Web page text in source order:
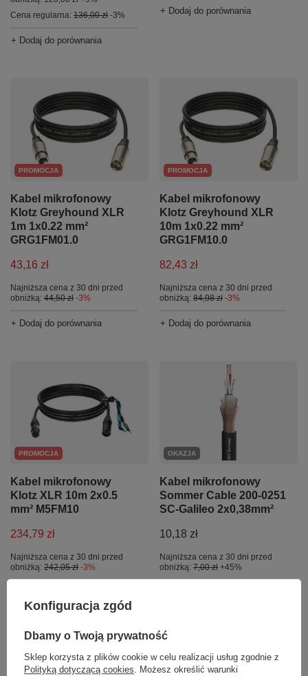
Cena regularna: 136,00 zł -3%
+ Dodaj do porównania
+ Dodaj do porównania
PROMOCJA
Kabel mikrofonowy
Klotz Greyhound XLR
1m 1x0.22 mm²
GRG1FM01.0
43,16 zł
Najniższa cena z 30 dni przed
obniżką: 44,50 zł -3%
+ Dodaj do porównania
PROMOCJA
Kabel mikrofonowy
Klotz Greyhound XLR
10m 1x0.22 mm²
GRG1FM10.0
82,43 zł
Najniższa cena z 30 dni przed
obniżką: 84,98 zł -3%
+ Dodaj do porównania
PROMOCJA
Kabel mikrofonowy
Klotz XLR 10m 2x0.5
mm² M5FM10
234,79 zł
Najniższa cena z 30 dni przed
obniżką: 242,05 zł -3%
OKAZJA
Kabel mikrofonowy
Sommer Cable 200-0251
SC-Galileo 2x0,38mm²
10,18 zł
Najniższa cena z 30 dni przed
obniżką: 7,00 zł +45%
Konfiguracja zgód
Dbamy o Twoją prywatność
Sklep korzysta z plików cookie w celu realizacji usług zgodnie z
Polityką dotyczącą cookies. Możesz określić warunki